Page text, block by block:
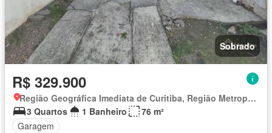
Sobrado
R$ 329.900
Região Geográfica Imediata de Curitiba, Região Metropolitana de Curitiba
3 Quartos
1 Banheiro
76 m²
Garagem